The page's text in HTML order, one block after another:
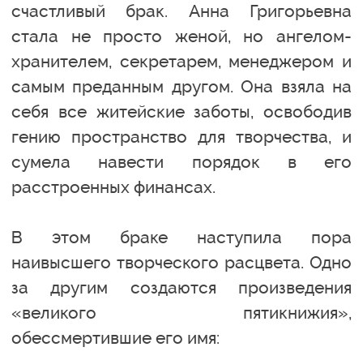
счастливый брак. Анна Григорьевна
стала не просто женой, но ангелом-
хранителем, секретарем, менеджером и
самым преданным другом. Она взяла на
себя все житейские заботы, освободив
гению пространство для творчества, и
сумела навести порядок в его
расстроенных финансах.
В этом браке наступила пора
наивысшего творческого расцвета. Одно
за другим создаются произведения
«великого пятикнижия»,
обессмертившие его имя: